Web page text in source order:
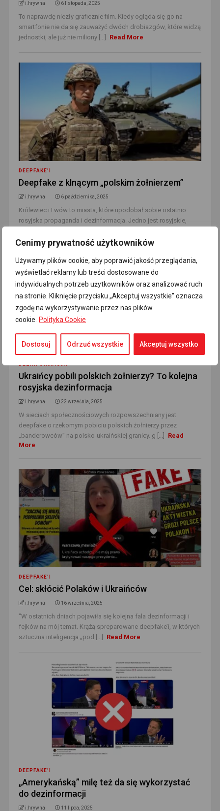
Cenimy prywatność użytkowników
Używamy plików cookie, aby poprawić jakość przeglądania,
wyświetlać reklamy lub treści dostosowane do
indywidualnych potrzeb użytkowników oraz analizować ruch
na stronie. Kliknięcie przycisku „Akceptuj wszystkie” oznacza
zgodę na wykorzystywanie przez nas plików
cookie.
Polityka Cookie
Dostosuj Odrzuć wszystkie Akceptuj wszystko
i.hrywna 6 listopada, 2025
To naprawdę niezły graficznie film. Kiedy ogląda się go na
smartfonie nie da się zauważyć dwóch drobiazgów, które widzą
jednostki, ale już nie miliony [...]
Read More
DEEPFAKE'I
Deepfake z klnącym „polskim żołnierzem”
i.hrywna 6 października, 2025
Królewiec i Lwów to miasta, które upodobał sobie ostatnio
rosyjska propaganda i dezinformacja. Jedno jest rosyjskie,
Ukraińcy pobili polskich żołnierzy? To kolejna
rosyjska dezinformacja
i.hrywna 22 września, 2025
W sieciach społecznościowych rozpowszechniany jest
deepfake o rzekomym pobiciu polskich żołnierzy przez
„banderowców” na polsko-ukraińskiej granicy. g [...]
Read
More
DEEPFAKE'I
Cel: skłócić Polaków i Ukraińców
i.hrywna 16 września, 2025
"W ostatnich dniach pojawiła się kolejna fala dezinformacji i
fejków na mój temat. Krążą spreparowane deepfake’i, w których
sztuczna inteligencja „pod [...]
Read More
DEEPFAKE'I
„Amerykańską” milę też da się wykorzystać
do dezinformacji
i.hrywna 11 lipca, 2025